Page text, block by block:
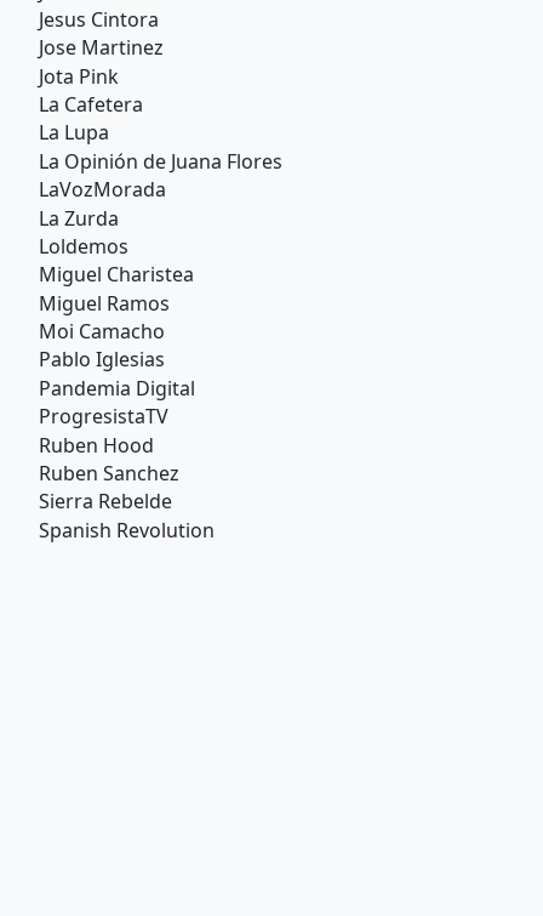
Jesus Cintora
Jose Martinez
Jota Pink
La Cafetera
La Lupa
La Opinión de Juana Flores
LaVozMorada
La Zurda
Loldemos
Miguel Charistea
Miguel Ramos
Moi Camacho
Pablo Iglesias
Pandemia Digital
ProgresistaTV
Ruben Hood
Ruben Sanchez
Sierra Rebelde
Spanish Revolution